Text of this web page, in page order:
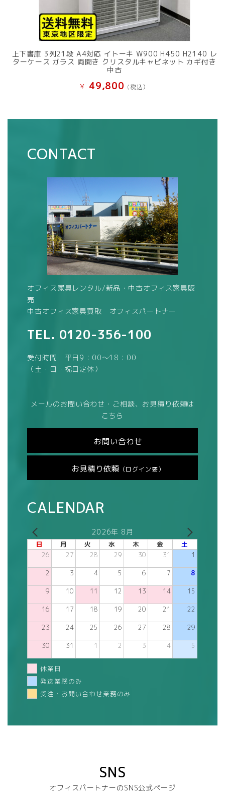
上下書庫 3列21段 A4対応 イトーキ W900 H450 H2140 レ
ターケース ガラス 両開き クリスタルキャビネット カギ付き
中古
¥ 49,800 (税込）
CONTACT
オフィス家具レンタル/新品・中古オフィス家具販
売
中古オフィス家具買取 オフィスパートナー
TEL. 0120-356-100
受付時間 平日9：00～18：00
（土・日・祝日定休）
メールのお問い合わせ・ご相談、お見積り依頼は
こちら
お問い合わせ
お見積り依頼 （ログイン要）
CALENDAR
2026年 8月
日 月 火 水 木 金 土
26 27 28 29 30 31 1
2 3 4 5 6 7 8
9 10 11 12 13 14 15
16 17 18 19 20 21 22
23 24 25 26 27 28 29
30 31 1 2 3 4 5
休業日
発送業務のみ
受注・お問い合わせ業務のみ
SNS
オフィスパートナーのSNS公式ページ